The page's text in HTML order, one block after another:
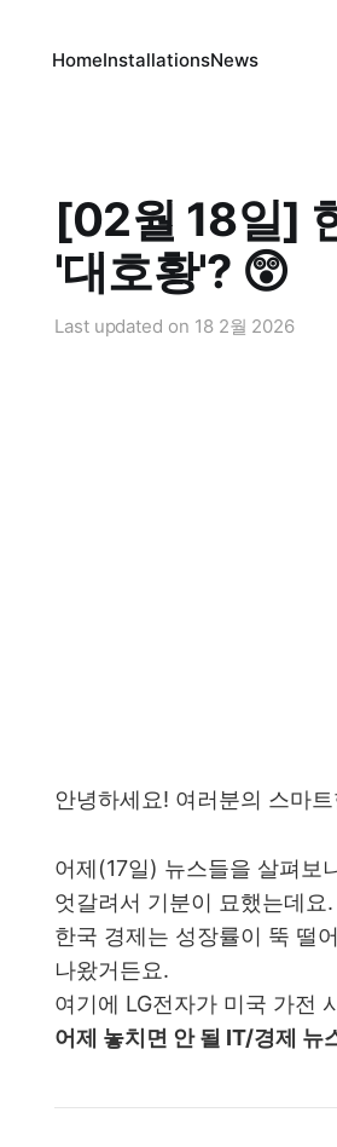
HomeInstallationsNews
[02월 18일]
'대호황'? 😲
Last updated on 18 2월 2026
안녕하세요! 여러분의 스마
어제(17일) 뉴스들을 살펴보
엇갈려서 기분이 묘했는데요.
한국 경제는 성장률이 뚝 떨
나왔거든요.
여기에 LG전자가 미국 가전
어제 놓치면 안 될 IT/경제 뉴